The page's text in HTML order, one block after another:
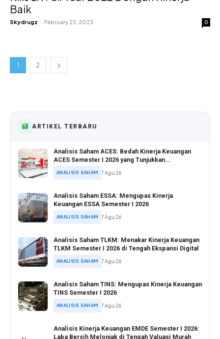
Baik
Skydrugz - February 23, 2023 0
1 2
ARTIKEL TERBARU
Analisis Saham ACES: Bedah Kinerja Keuangan
ACES Semester I 2026 yang Tunjukkan
ANALISIS SAHAM 7 Agu 26
Analisis Saham ESSA: Mengupas Kinerja
Keuangan ESSA Semester I 2026
ANALISIS SAHAM 7 Agu 26
Analisis Saham TLKM: Menakar Kinerja Keuangan
TLKM Semester I 2026 di Tengah Ekspansi Digital
ANALISIS SAHAM 7 Agu 26
Analisis Saham TINS: Mengupas Kinerja Keuangan
TINS Semester I 2026
ANALISIS SAHAM 7 Agu 26
Analisis Kinerja Keuangan EMDE Semester I 2026:
Laba Bersih Melonjak di Tengah Valuasi Murah